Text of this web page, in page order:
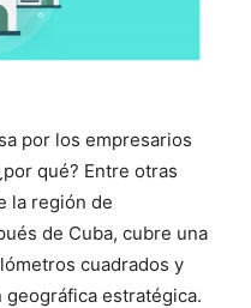
por los empresarios
qué? Entre otras
la región de
de Cuba, cubre una
cuadrados y
geográfica estratégica.